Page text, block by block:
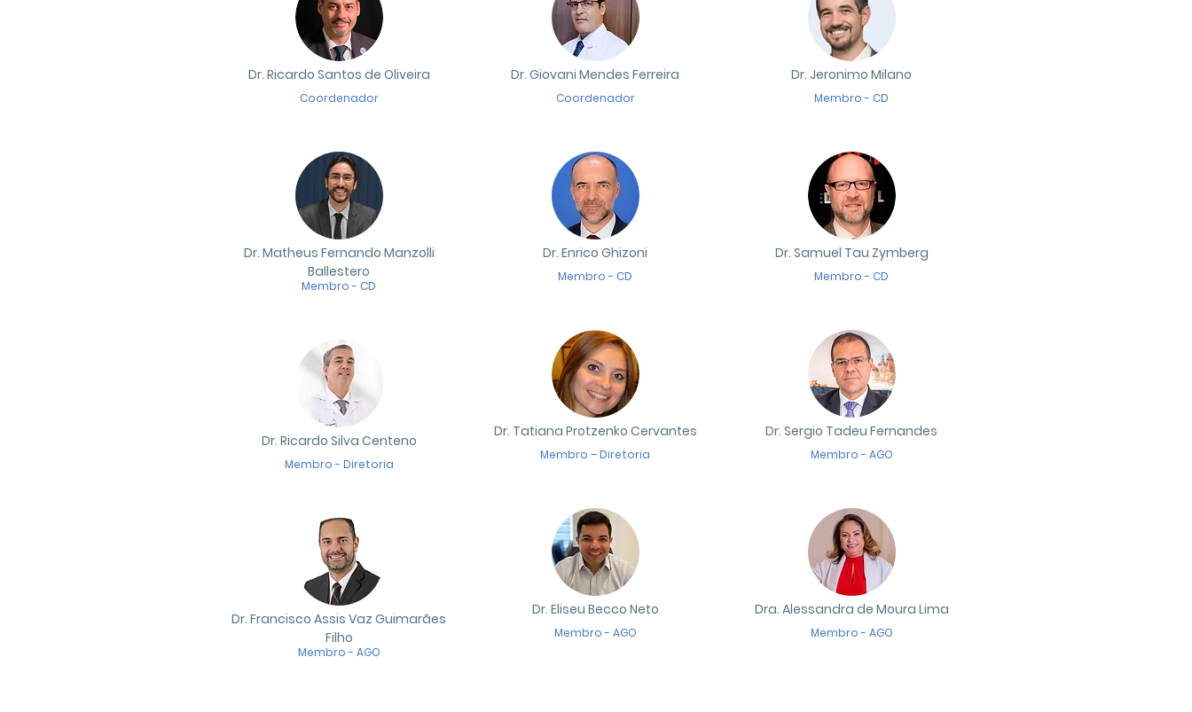
Dr. Ricardo Santos de Oliveira
Coordenador
Dr. Matheus Fernando Manzolli
Ballestero
Membro - CD
Dr. Ricardo Silva Centeno
Membro - Diretoria
Dr. Francisco Assis Vaz Guimarães
Filho
Membro - AGO
Dr. Giovani Mendes Ferreira
Coordenador
Dr. Enrico Ghizoni
Membro - CD
Dr. Tatiana Protzenko Cervantes
Membro – Diretoria
Dr. Eliseu Becco Neto
Membro - AGO
Dr. Jeronimo Milano
Membro - CD
Dr. Samuel Tau Zymberg
Membro - CD
Dr. Sergio Tadeu Fernandes
Membro - AGO
Dra. Alessandra de Moura Lima
Membro - AGO